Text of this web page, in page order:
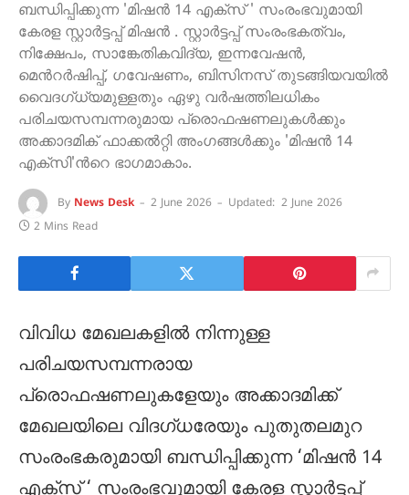
ബന്ധിപ്പിക്കുന്ന 'മിഷന്‍ 14 എക്സ് ' സംരംഭവുമായി
കേരള സ്റ്റാര്‍ട്ടപ്പ് മിഷന്‍ . സ്റ്റാര്‍ട്ടപ്പ് സംരംഭകത്വം,
നിക്ഷേപം, സാങ്കേതികവിദ്യ, ഇന്നവേഷന്‍,
മെന്‍റര്‍ഷിപ്പ്, ഗവേഷണം, ബിസിനസ് തുടങ്ങിയവയില്‍
വൈദഗ്ധ്യമുള്ളതും ഏഴു വര്‍ഷത്തിലധികം
പരിചയസമ്പന്നരുമായ പ്രൊഫഷണലുകള്‍ക്കും
അക്കാദമിക് ഫാക്കല്‍റ്റി അംഗങ്ങള്‍ക്കും 'മിഷന്‍ 14
എക്സി'ന്‍റെ ഭാഗമാകാം.
By News Desk 2 June 2026 Updated: 2 June 2026
2 Mins Read
വിവിധ മേഖലകളില്‍ നിന്നുള്ള
പരിചയസമ്പന്നരായ
പ്രൊഫഷണലുകളേയും അക്കാദമിക്ക്
മേഖലയിലെ വിദഗ്ധരേയും പുതുതലമുറ
സംരംഭകരുമായി ബന്ധിപ്പിക്കുന്ന ‘മിഷന്‍ 14
എക്സ് ‘ സംരംഭവുമായി കേരള സ്റ്റാര്‍ട്ടപ്പ്